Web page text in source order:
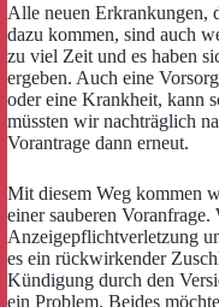
Alle neuen Erkrankungen,
dazu kommen, sind auch
zu viel Zeit und es haben
ergeben. Auch eine
oder eine Krankheit, kann
müssten wir nachträglich
Vorantrage dann erneut.
Mit diesem Weg kommen
einer sauberen
Anzeigepflichtverletzung
es ein rückwirkender
Kündigung durch den
ein Problem. Beides